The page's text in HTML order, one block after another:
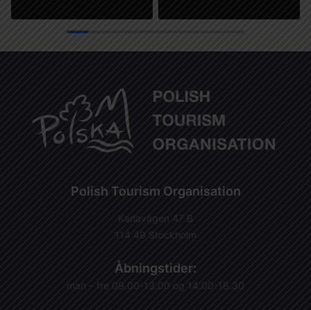
Se mere
Se mere
1
Polish Tourism Organisation
Karlavägen 47 B
114 49 Stockholm
Åbningstider:
man – fre 09.00-13.00 og 14.00-16.30